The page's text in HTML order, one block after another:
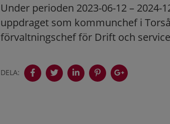
Under perioden 2023-06-12 –
uppdraget som kommunchef i
förvaltningschef för Drift och
DELA: